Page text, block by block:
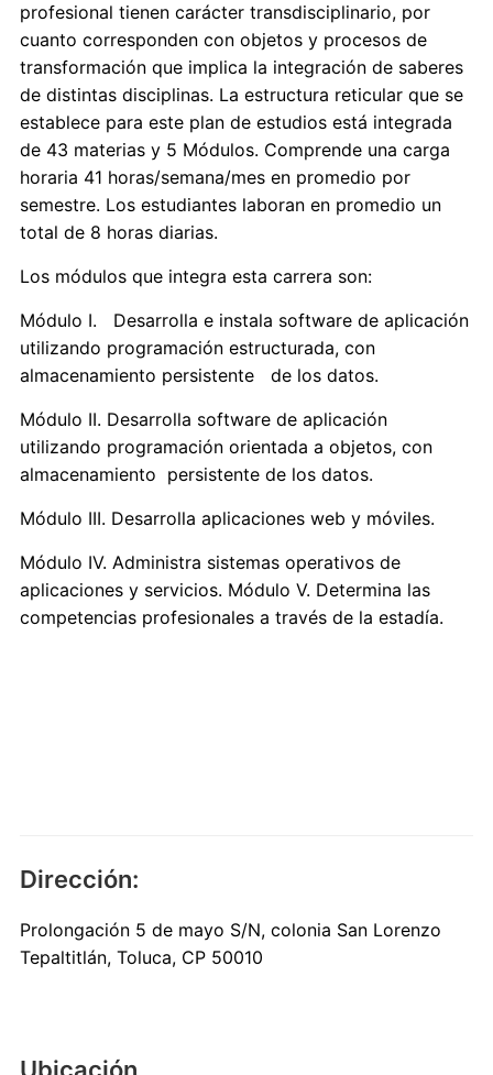
profesional tienen carácter transdisciplinario, por
cuanto corresponden con objetos y procesos de
transformación que implica la integración de saberes
de distintas disciplinas. La estructura reticular que se
establece para este plan de estudios está integrada
de 43 materias y 5 Módulos. Comprende una carga
horaria 41 horas/semana/mes en promedio por
semestre. Los estudiantes laboran en promedio un
total de 8 horas diarias.
Los módulos que integra esta carrera son:
Módulo I. Desarrolla e instala software de aplicación
utilizando programación estructurada, con
almacenamiento persistente de los datos.
Módulo II. Desarrolla software de aplicación
utilizando programación orientada a objetos, con
almacenamiento persistente de los datos.
Módulo III. Desarrolla aplicaciones web y móviles.
Módulo IV. Administra sistemas operativos de
aplicaciones y servicios. Módulo V. Determina las
competencias profesionales a través de la estadía.
Dirección:
Prolongación 5 de mayo S/N, colonia San Lorenzo
Tepaltitlán, Toluca, CP 50010